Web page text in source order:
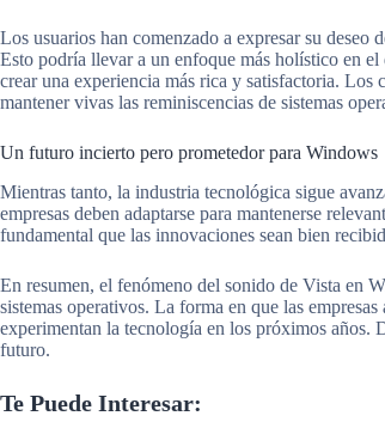
Los usuarios han comenzado a expresar su deseo
Esto podría llevar a un enfoque más holístico en
crear una experiencia más rica y satisfactoria. Los
mantener vivas las reminiscencias de sistemas
Un futuro incierto pero prometedor para Windows
Mientras tanto, la industria tecnológica sigue
empresas deben adaptarse para mantenerse
fundamental que las innovaciones sean bien
En resumen, el fenómeno del sonido de Vista en
sistemas operativos. La forma en que las
experimentan la tecnología en los próximos años.
futuro.
Te Puede Interesar: